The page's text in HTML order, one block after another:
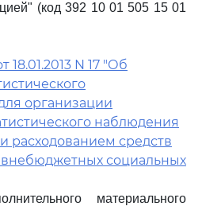
(код 392 10 01 505 15 01
18.01.2013 N 17 "Об
организации
наблюдения
расходованием средств
внебюджетных социальных
материального